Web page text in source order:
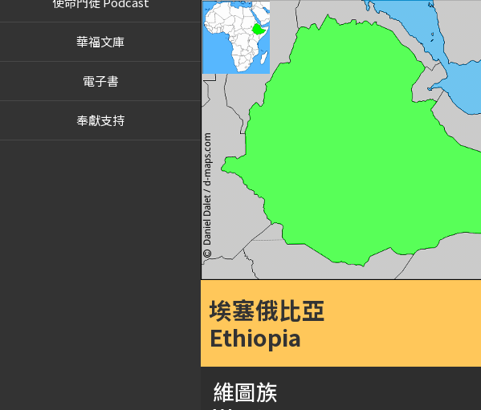
華福文庫
電子書
奉獻支持
埃塞俄比亞
Ethiopia
維圖族